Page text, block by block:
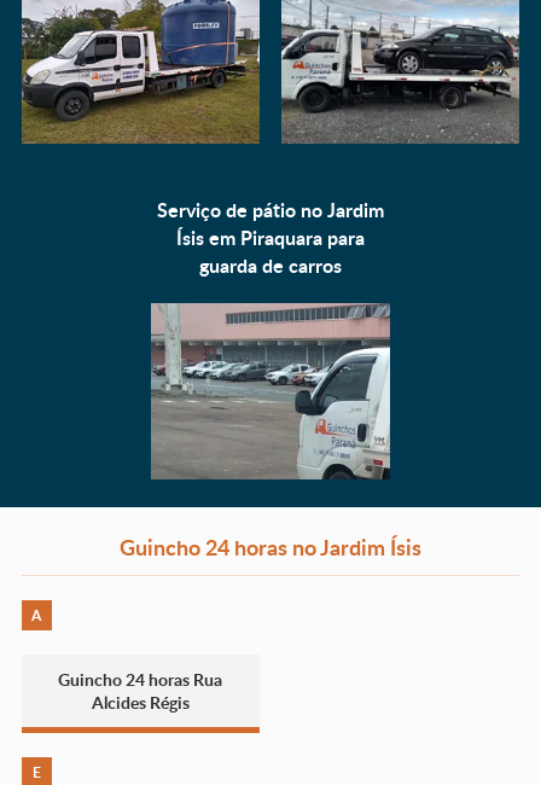
Serviço de pátio no Jardim
Ísis em Piraquara para
guarda de carros
Guincho 24 horas no Jardim Ísis
A
Guincho 24 horas Rua
Alcides Régis
E